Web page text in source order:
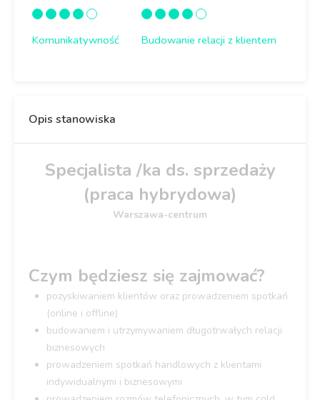
Komunikatywność Budowanie relacji z klientem
Opis stanowiska
Specjalista /ka ds. sprzedaży
(praca hybrydowa)
Warszawa-centrum
Czym będziesz się zajmować?
pozyskiwaniem klientów oraz prowadzeniem spotkań
(online i offline)
budowaniem i utrzymywaniem długotrwałych relacji
biznesowych
prowadzeniem spotkań handlowych z klientami
indywidualnymi i biznesowymi